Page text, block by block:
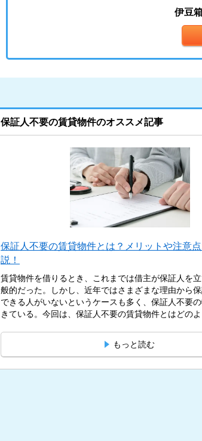
伊豆
保証人不要の賃貸物件のオススメ記事
保証人不要の賃貸物件とは？メリットや注意
説！
賃貸物件を借りるとき、これまでは借主が保証人を
般的だった。しかし、近年ではさまざまな理由から
できる人がいないというケースも多く、保証人不要
きている。今回は、保証人不要の賃貸物件とはどのよ
もっと読む